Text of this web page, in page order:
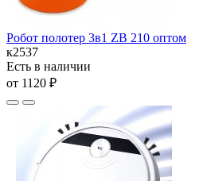
Робот полотер 3в1 ZB 210 оптом
к2537
Есть в наличии
от 1120 ₽